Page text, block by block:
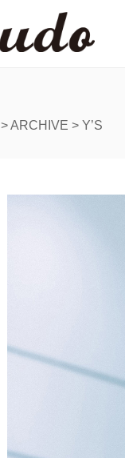
>ARCHIVE > Y’S